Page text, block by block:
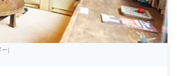
ー)